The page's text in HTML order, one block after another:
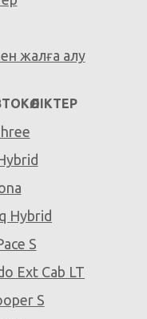
жалға алу
Hybrid
S
Ext Cab LT
S